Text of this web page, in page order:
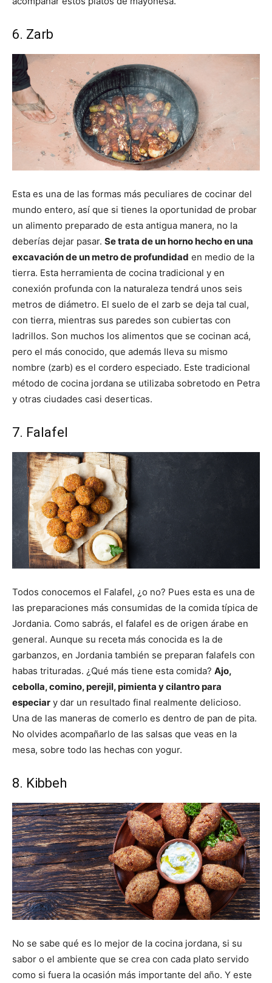
6. Zarb
Esta es una de las formas más peculiares de cocinar del
mundo entero, así que si tienes la oportunidad de probar
un alimento preparado de esta antigua manera, no la
deberías dejar pasar. Se trata de un horno hecho en una
excavación de un metro de profundidad en medio de la
tierra. Esta herramienta de cocina tradicional y en
conexión profunda con la naturaleza tendrá unos seis
metros de diámetro. El suelo de el zarb se deja tal cual,
con tierra, mientras sus paredes son cubiertas con
ladrillos. Son muchos los alimentos que se cocinan acá,
pero el más conocido, que además lleva su mismo
nombre (zarb) es el cordero especiado. Este tradicional
método de cocina jordana se utilizaba sobretodo en Petra
y otras ciudades casi deserticas.
7. Falafel
Todos conocemos el Falafel, ¿o no? Pues esta es una de
las preparaciones más consumidas de la comida típica de
Jordania. Como sabrás, el falafel es de origen árabe en
general. Aunque su receta más conocida es la de
garbanzos, en Jordania también se preparan falafels con
habas trituradas. ¿Qué más tiene esta comida? Ajo,
cebolla, comino, perejil, pimienta y cilantro para
especiar y dar un resultado final realmente delicioso.
Una de las maneras de comerlo es dentro de pan de pita.
No olvides acompañarlo de las salsas que veas en la
mesa, sobre todo las hechas con yogur.
8. Kibbeh
No se sabe qué es lo mejor de la cocina jordana, si su
sabor o el ambiente que se crea con cada plato servido
como si fuera la ocasión más importante del año. Y este